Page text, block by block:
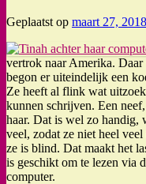
Geplaatst op maart 27, 2018
vertrok naar Amerika.
begon er uiteindelijk een
Ze heeft al flink wat
kunnen schrijven. Een
haar. Dat is wel zo handig,
veel, zodat ze niet heel
ze is blind. Dat maakt het
is geschikt om te lezen via
computer.